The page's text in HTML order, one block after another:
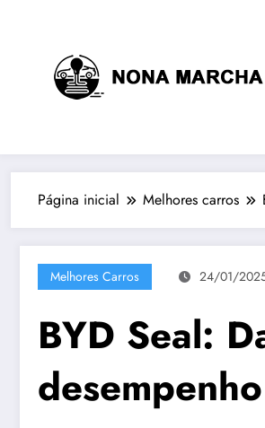
conteúdo
Página inicial Melhores carros
Melhores Carros 24/01/
BYD Seal: